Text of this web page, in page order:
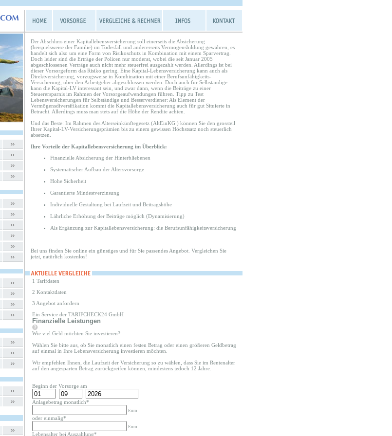
Der Abschluss einer Kapitallebensversicherung soll einerseits die Absicherung
(beispielsweise der Familie) im Todesfall und andererseits Vermögensbildung gewähren, es
handelt sich also um eine Form von Risikoschutz in Kombination mit einem Sparvertrag.
Doch leider sind die Erträge der Policen nur moderat, wobei die seit Januar 2005
abgeschlossenen Verträge auch nicht mehr steuerfrei ausgezahlt werden. Allerdings ist bei
dieser Vorsorgeform das Risiko gering. Eine Kapital-Lebensversicherung kann auch als
Direktversicherung, vorzugsweise in Kombination mit einer Berufsunfähigkeits-
Versicherung, über den Arbeitgeber abgeschlossen werden. Doch auch für Selbständige
kann die Kapital-LV interessant sein, und zwar dann, wenn die Beiträge zu einer
Steuerersparnis im Rahmen der Vorsorgeaufwendungen führen. Tipp zu Test
Lebensversicherungen für Selbständige und Besserverdiener: Als Element der
Vermögensdiversifikation kommt die Kapitallebensversicherung auch für gut Situierte in
Betracht. Allerdings muss man stets auf die Höhe der Rendite achten.
Und das Beste: Im Rahmen des Alterseinkünftegesetz (AltEinKG ) können Sie den grossteil
Ihrer Kapital-LV-Versicherungsprämien bis zu einem gewissen Höchstsatz noch steuerlich
absetzen.
Ihre Vorteile der Kapitallebensversicherung im Überblick:
Finanzielle Absicherung der Hinterbliebenen
Systematischer Aufbau der Altersvorsorge
Hohe Sicherheit
Garantierte Mindestverzinsung
Individuelle Gestaltung bei Laufzeit und Beitragshöhe
Lährliche Erhöhung der Beiträge möglich (Dynamisierung)
Als Ergänzung zur Kapitallebensversicherung: die Berufsunfähigkeitsversicherung
Bei uns finden Sie online ein günstiges und für Sie passendes Angebot. Vergleichen Sie
jetzt, natürlich kostenlos!
1 Tarifdaten
2 Kontaktdaten
3 Angebot anfordern
Ein Service der TARIFCHECK24 GmbH
Finanzielle Leistungen
Wie viel Geld möchten Sie investieren?
Wählen Sie bitte aus, ob Sie monatlich einen festen Betrag oder einen größeren Geldbetrag
auf einmal in Ihre Lebensversicherung investieren möchten.
Wir empfehlen Ihnen, die Laufzeit der Versicherung so zu wählen, dass Sie im Rentenalter
auf den angesparten Betrag zurückgreifen können, mindestens jedoch 12 Jahre.
Beginn der Vorsorge am
Anlagebetrag monatlich*
Euro
oder einmalig*
Euro
Lebensalter bei Auszahlung*